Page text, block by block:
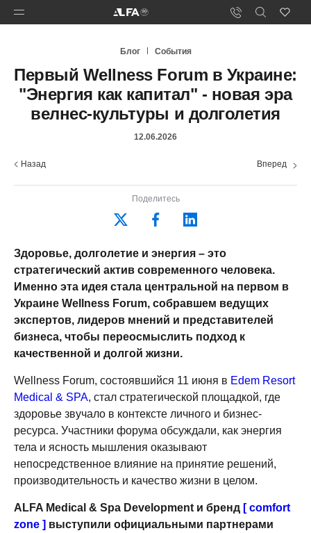
Блог События
Первый Wellness Forum в Украине:
"Энергия как капитал" - новая эра
велнес-культуры и долголетия
12.06.2026
Назад Вперед
Поделитесь
Здоровье, долголетие и энергия – это
стратегический актив современного человека.
Именно эта идея стала центральной на первом в
Украине Wellness Forum, собравшем ведущих
экспертов, лидеров мнений и представителей
бизнеса, чтобы переосмыслить подход к
качественной и долгой жизни.
Wellness Forum, состоявшийся 11 июня в Edem Resort
Medical & SPA, стал стратегической площадкой, где
здоровье звучало в контексте личного и бизнес-
ресурса. Участники форума обсуждали, как энергия
тела и ясность мышления оказывают
непосредственное влияние на принятие решений,
производительность и качество жизни в целом.
ALFA Medical & Spa Development и бренд [ comfort
zone ] выступили официальными партнерами